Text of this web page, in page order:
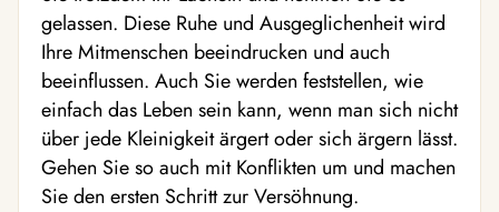
gelassen. Diese Ruhe und Ausgeglichenheit wird
Ihre Mitmenschen beeindrucken und auch
beeinflussen. Auch Sie werden feststellen, wie
einfach das Leben sein kann, wenn man sich nicht
über jede Kleinigkeit ärgert oder sich ärgern lässt.
Gehen Sie so auch mit Konflikten um und machen
Sie den ersten Schritt zur Versöhnung.